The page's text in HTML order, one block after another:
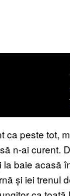
ca peste tot,
n-ai curent.
baie acasă
și iei trenul